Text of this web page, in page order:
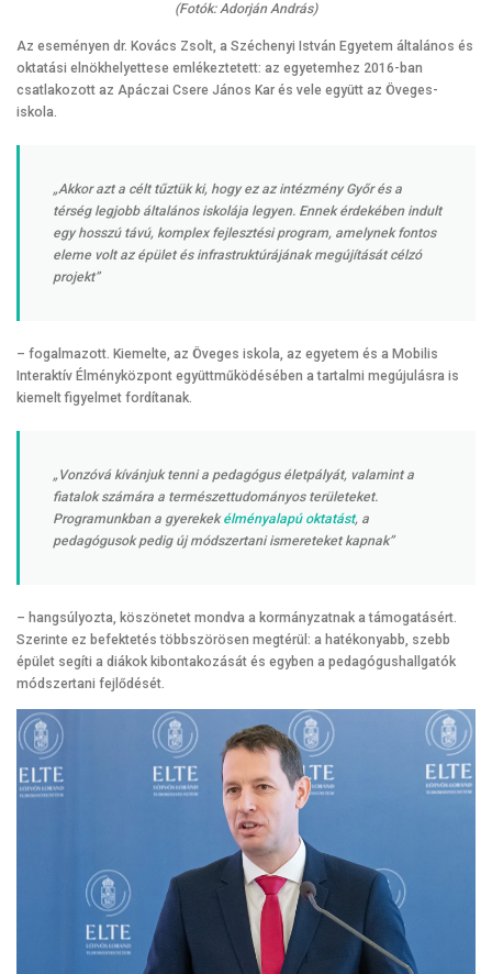
(Fotók: Adorján András)
Az eseményen dr. Kovács Zsolt, a Széchenyi István Egyetem általános és
oktatási elnökhelyettese emlékeztetett: az egyetemhez 2016-ban
csatlakozott az Apáczai Csere János Kar és vele együtt az Öveges-
iskola.
„Akkor azt a célt tűztük ki, hogy ez az intézmény Győr és a
térség legjobb általános iskolája legyen. Ennek érdekében indult
egy hosszú távú, komplex fejlesztési program, amelynek fontos
eleme volt az épület és infrastruktúrájának megújítását célzó
projekt”
– fogalmazott. Kiemelte, az Öveges iskola, az egyetem és a Mobilis
Interaktív Élményközpont együttműködésében a tartalmi megújulásra is
kiemelt figyelmet fordítanak.
„Vonzóvá kívánjuk tenni a pedagógus életpályát, valamint a
fiatalok számára a természettudományos területeket.
Programunkban a gyerekekélményalapú oktatást, a
pedagógusok pedig új módszertani ismereteket kapnak”
– hangsúlyozta, köszönetet mondva a kormányzatnak a támogatásért.
Szerinte ez befektetés többszörösen megtérül: a hatékonyabb, szebb
épület segíti a diákok kibontakozását és egyben a pedagógushallgatók
módszertani fejlődését.